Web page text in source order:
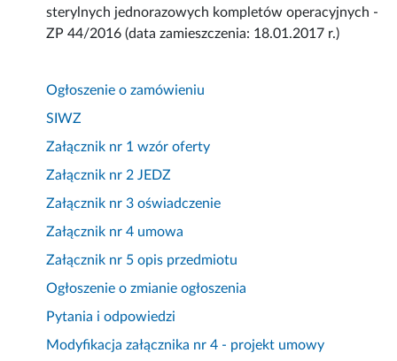
sterylnych jednorazowych kompletów operacyjnych -
ZP 44/2016 (data zamieszczenia: 18.01.2017 r.)
Ogłoszenie o zamówieniu
SIWZ
Załącznik nr 1 wzór oferty
Załącznik nr 2 JEDZ
Załącznik nr 3 oświadczenie
Załącznik nr 4 umowa
Załącznik nr 5 opis przedmiotu
Ogłoszenie o zmianie ogłoszenia
Pytania i odpowiedzi
Modyfikacja załącznika nr 4 - projekt umowy